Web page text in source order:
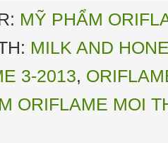
MỸ PHẨM
MILK AND
3-2013,
ORIFLAME MOI